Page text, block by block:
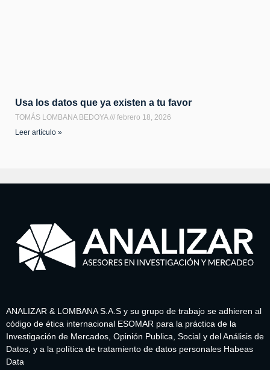
Usa los datos que ya existen a tu favor
TOMÁS LOMBANA BEDOYA
febrero 18, 2026
Leer artículo »
ANALIZAR & LOMBANA S.A.S y su grupo de trabajo se adhieren al
código de ética internacional ESOMAR para la práctica de la
Investigación de Mercados, Opinión Publica, Social y del Análisis de
Datos, y a la política de tratamiento de datos personales Habeas
Data